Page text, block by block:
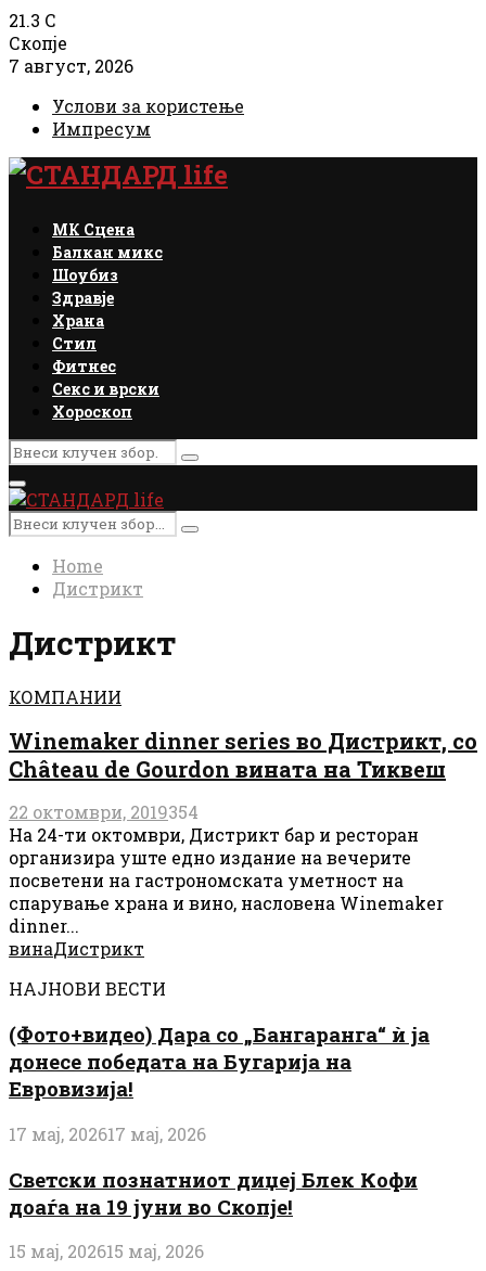
21.3 C
Скопје
7 август, 2026
Услови за користење
Импресум
Facebook
Instagram
Email
Rss
МК Сцена
Балкан микс
Шоубиз
Здравје
Храна
Стил
Фитнес
Секс и врски
Хороскоп
Search
for:
Search
Primary
Menu
Search
for:
Search
Home
Дистрикт
Дистрикт
КОМПАНИИ
Winemaker dinner series во Дистрикт, со
Château de Gourdon вината на Тиквеш
22 октомври, 2019354
На 24-ти октомври, Дистрикт бар и ресторан
организира уште едно издание на вечерите
посветени на гастрономската уметност на
спарување храна и вино, насловена Winemaker
dinner...
винаДистрикт
НАЈНОВИ ВЕСТИ
(Фото+видео) Дара со „Бангаранга“ ѝ ја
донесе победата на Бугарија на
Евровизија!
17 мај, 202617 мај, 2026
Светски познатниот диџеј Блек Кофи
доаѓа на 19 јуни во Скопје!
15 мај, 202615 мај, 2026